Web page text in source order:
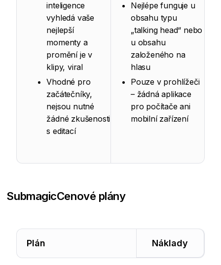
inteligence
vyhledá vaše
nejlepší
momenty a
promění je v
klipy, viral
Vhodné pro
začátečníky,
nejsou nutné
žádné zkušenosti
s editací
Nejlépe funguje u
obsahu typu
„talking head“ nebo
u obsahu
založeného na
hlasu
Pouze v prohlížeči
– žádná aplikace
pro počítače ani
mobilní zařízení
SubmagicCenové plány
Plán Náklady